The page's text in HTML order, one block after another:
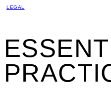
LEGAL